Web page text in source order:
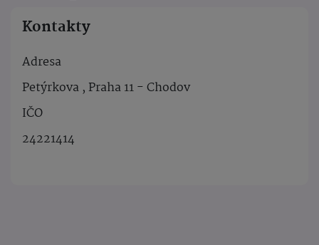
Kontakty
Adresa
Petýrkova , Praha 11 - Chodov
IČO
24221414